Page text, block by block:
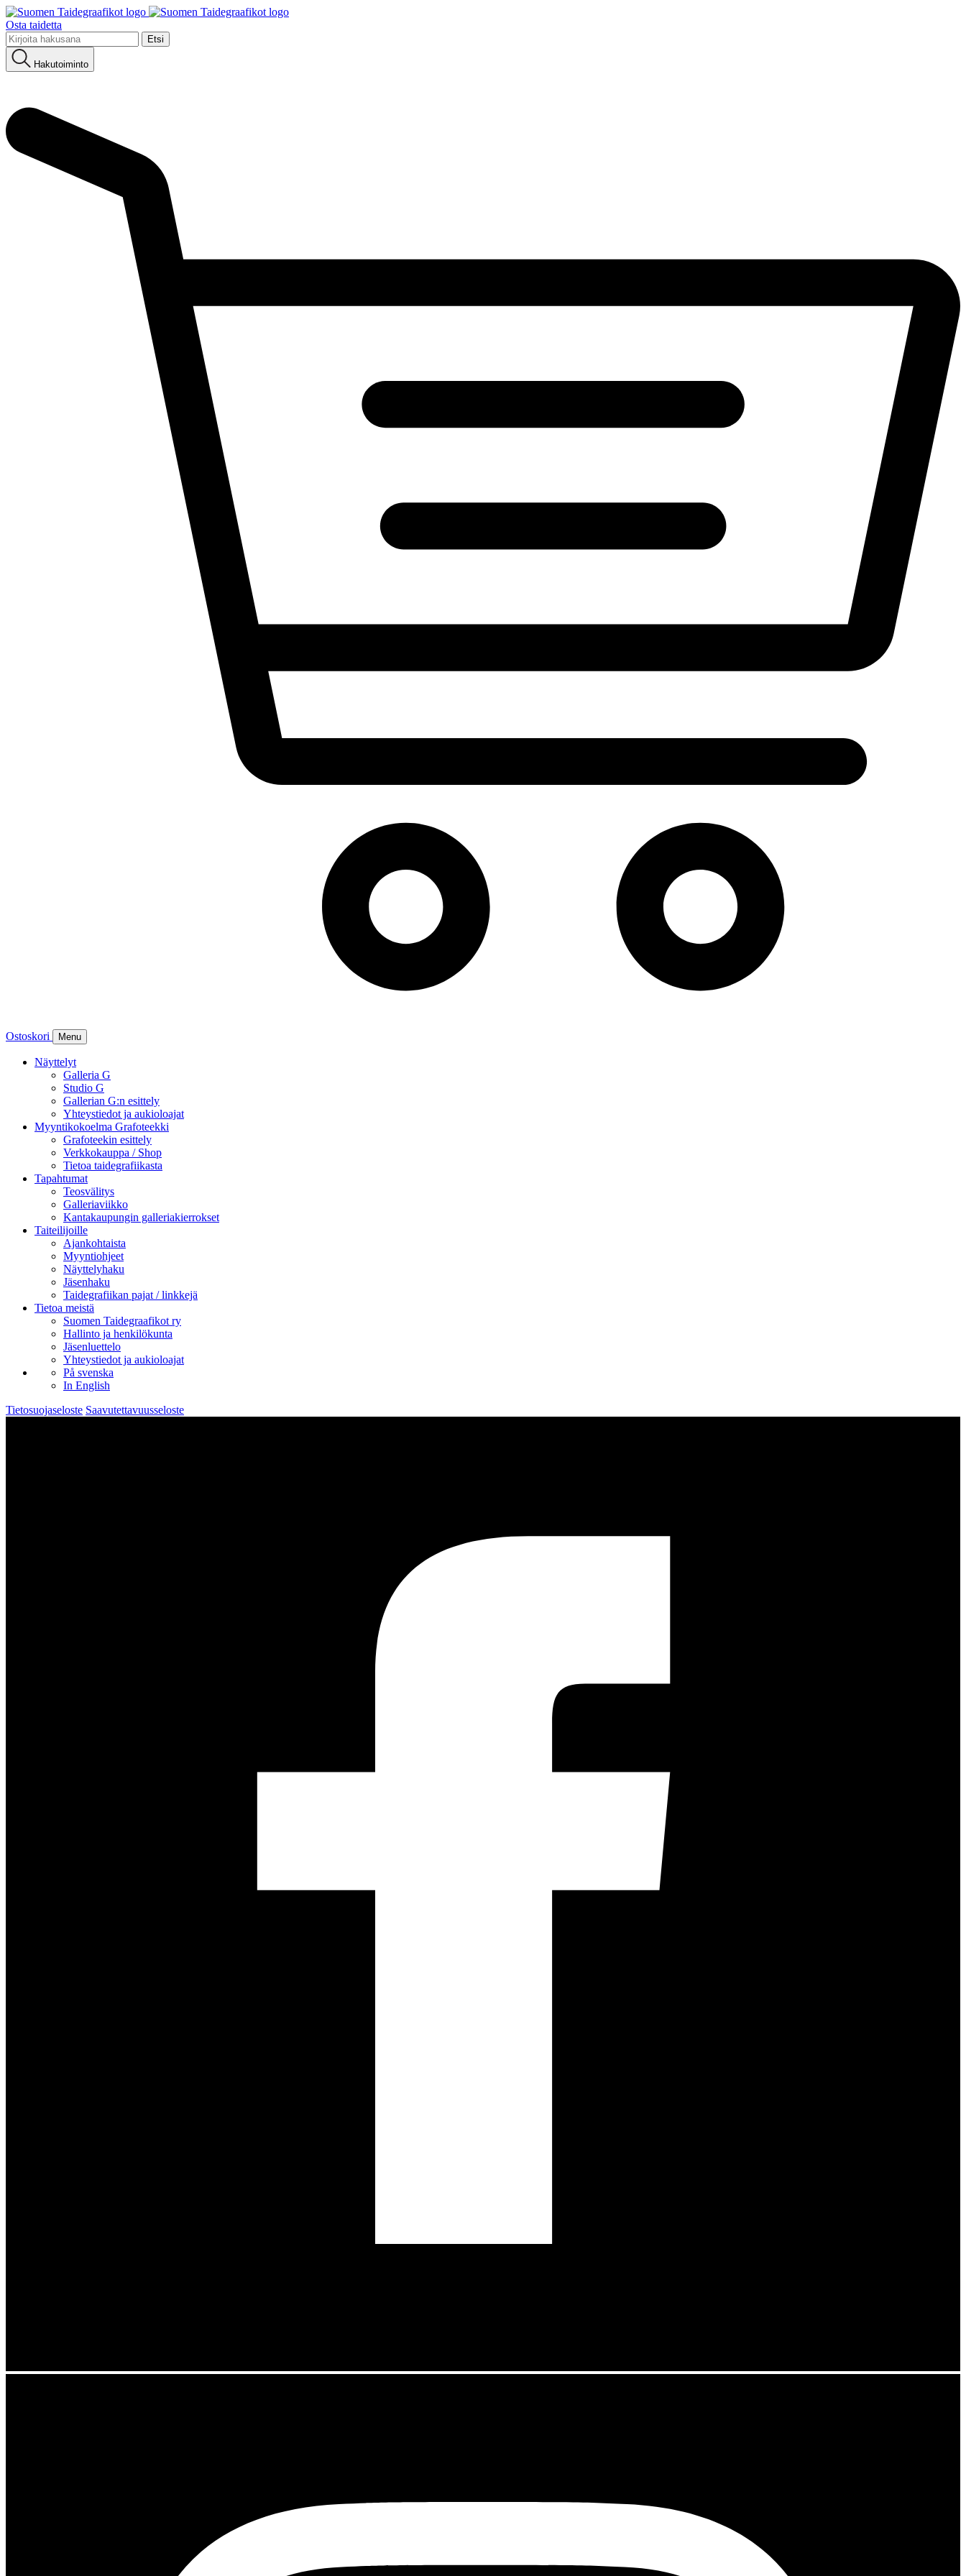
Osta taidetta
Etsi:
Hakutoiminto
Ostoskori Menu
Näyttelyt
Galleria G
Studio G
Gallerian G:n esittely
Yhteystiedot ja aukioloajat
Myyntikokoelma Grafoteekki
Grafoteekin esittely
Verkkokauppa / Shop
Tietoa taidegrafiikasta
Tapahtumat
Teosvälitys
Galleriaviikko
Kantakaupungin galleriakierrokset
Taiteilijoille
Ajankohtaista
Myyntiohjeet
Näyttelyhaku
Jäsenhaku
Taidegrafiikan pajat / linkkejä
Tietoa meistä
Suomen Taidegraafikot ry
Hallinto ja henkilökunta
Jäsenluettelo
Yhteystiedot ja aukioloajat
På svenska
In English
Tietosuojaseloste Saavutettavuusseloste